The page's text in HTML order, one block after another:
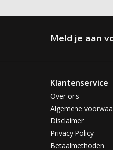
Meld je aan
Klantenservice
Over ons
Algemene
Disclaimer
Privacy Policy
Betaalmethoden